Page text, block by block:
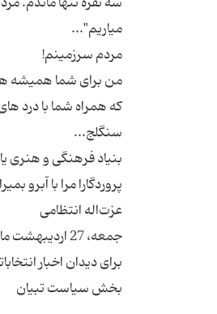
من برای شما همیشه
که همراه شما با درد
بخش سیاست تبیان